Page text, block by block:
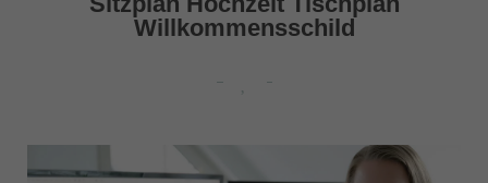
Willkommensschild